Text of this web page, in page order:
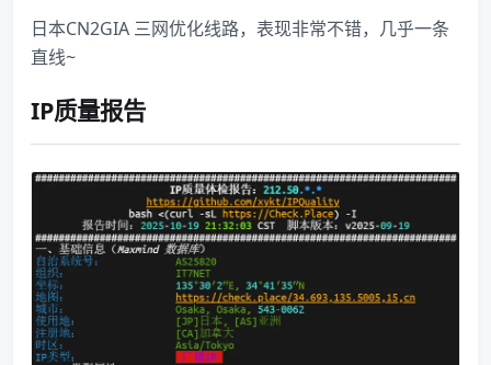
​​日本CN2GIA 三网优化线路，表现非常不错，几乎一条
直线~
IP质量报告